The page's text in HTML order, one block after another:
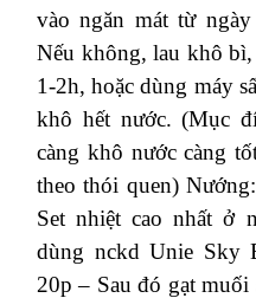
vào ngăn mát từ
Nếu không, lau khô
1-2h, hoặc dùng máy
khô hết nước. (Mục
càng khô nước càng
theo thói quen) Nướng:
Set nhiệt cao nhất ở
dùng nckd Unie Sky
20p – Sau đó gạt